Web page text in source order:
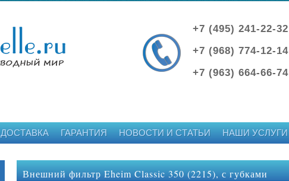
+7 (495) 241-22-32
+7 (968) 774-12-14
+7 (963) 664-66-74
ДОСТАВКА ГАРАНТИЯ НОВОСТИ И СТАТЬИ НАШИ УСЛУГИ
Внешний фильтр Eheim Classic 350 (2215), с губками